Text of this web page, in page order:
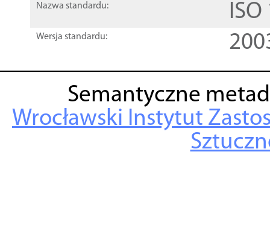
Nazwa standardu:
Wersja standardu:
Semantyczne
Wrocławski Instytut